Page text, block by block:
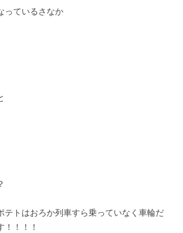
っているさなか
テトはおろか列車すら乗っていなく車輪だ
！！！！